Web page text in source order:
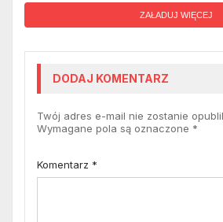
ZAŁADUJ WIĘCEJ
DODAJ KOMENTARZ
Twój adres e-mail nie zostanie
Wymagane pola są oznaczone *
Komentarz *